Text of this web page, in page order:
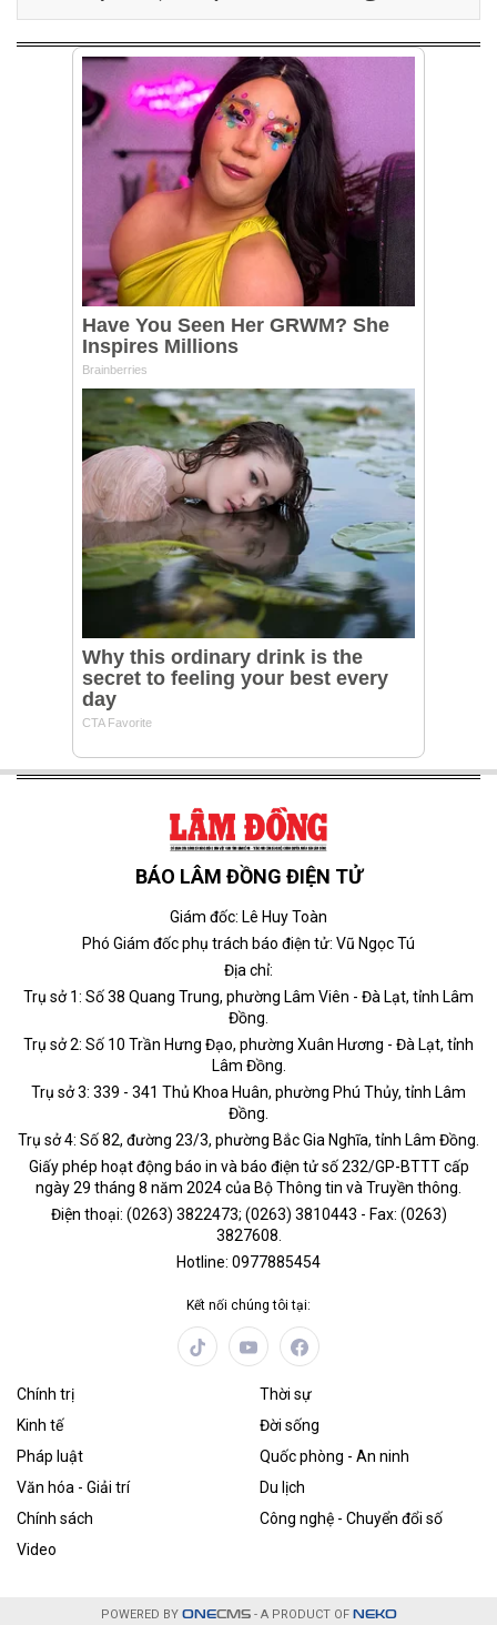
BÁO LÂM ĐỒNG ĐIỆN TỬ
Giám đốc: Lê Huy Toàn
Phó Giám đốc phụ trách báo điện tử: Vũ Ngọc Tú
Địa chỉ:
Trụ sở 1: Số 38 Quang Trung, phường Lâm Viên - Đà Lạt, tỉnh Lâm
Đồng.
Trụ sở 2: Số 10 Trần Hưng Đạo, phường Xuân Hương - Đà Lạt, tỉnh
Lâm Đồng.
Trụ sở 3: 339 - 341 Thủ Khoa Huân, phường Phú Thủy, tỉnh Lâm
Đồng.
Trụ sở 4: Số 82, đường 23/3, phường Bắc Gia Nghĩa, tỉnh Lâm Đồng.
Giấy phép hoạt động báo in và báo điện tử số 232/GP-BTTT cấp
ngày 29 tháng 8 năm 2024 của Bộ Thông tin và Truyền thông.
Điện thoại: (0263) 3822473; (0263) 3810443 - Fax: (0263)
3827608.
Hotline: 0977885454
Kết nối chúng tôi tại:
Chính trị
Thời sự
Kinh tế
Đời sống
Pháp luật
Quốc phòng - An ninh
Văn hóa - Giải trí
Du lịch
Chính sách
Công nghệ - Chuyển đổi số
Video
POWERED BY ONECMS- A PRODUCT OF NEKO